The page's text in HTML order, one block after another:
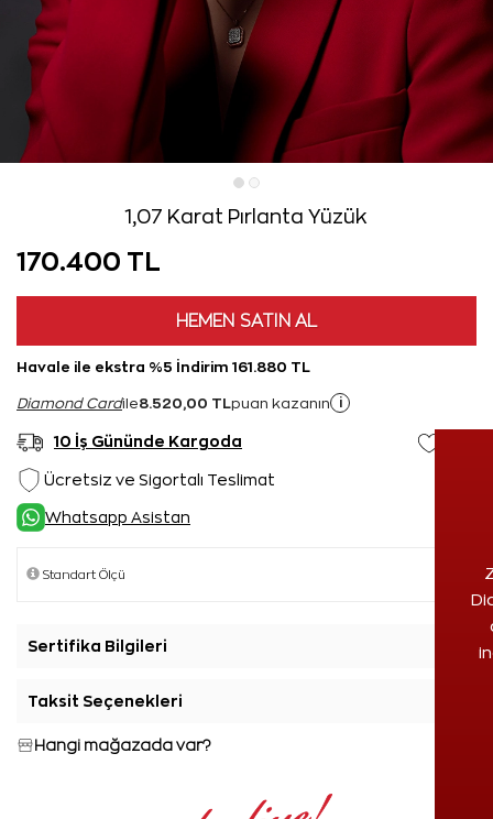
1,07 Karat Pırlanta Yüzük
170.400 TL
HEMEN SATIN AL
Havale ile ekstra %5 İndirim 161.880 TL
Diamond Cardile8.520,00 TL puan kazanın i
10 İş Gününde Kargoda
Ücretsiz ve Sigortalı Teslimat
Whatsapp Asistan
Sertifika Bilgileri
Taksit Seçenekleri
Hangi mağazada var?